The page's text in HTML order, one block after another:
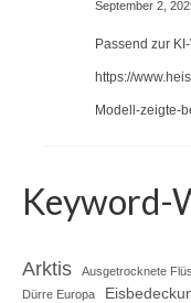
September 2,
Passend zur
https://
Modell-zeigte-
Keyword-
Arktis Ausgetrocknete
Dürre Europa